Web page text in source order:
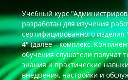
Учебный курс
разработан для изучения
сертифицированного изделия
4" (далее – комплекс,
обучения слушатели получат
знания и практические
внедрения, настройки и